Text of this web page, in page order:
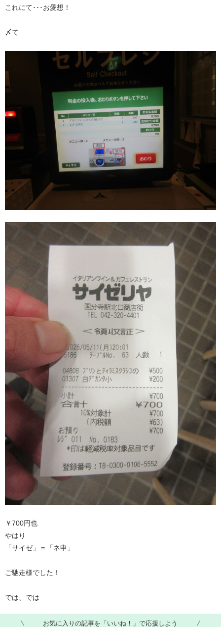
これにて･･･お愛想！
〆て
￥700円也
やはり
「サイゼ」＝「ネ申」
ご馳走様でした！
では、では ​
お気に入りの記事を「いいね！」で応援しよう